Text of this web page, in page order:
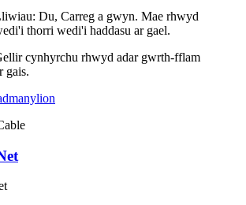
Du, Carreg a gwyn. Mae rhwyd
thorri wedi'i haddasu ar gael.
cynhyrchu rhwyd ​​adar gwrth-fflam
gais.
manylion